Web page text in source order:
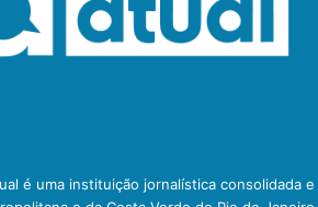
é uma instituição jornalística consolidada